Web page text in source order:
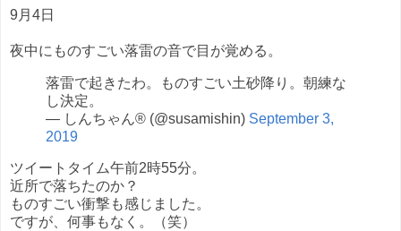
9月4日
夜中にものすごい落雷の音で目が覚める。
落雷で起きたわ。ものすごい土砂降り。朝練な
し決定。
— しんちゃん® (@susamishin) September 3,
2019
ツイートタイム午前2時55分。
近所で落ちたのか？
ものすごい衝撃も感じました。
ですが、何事もなく。（笑）